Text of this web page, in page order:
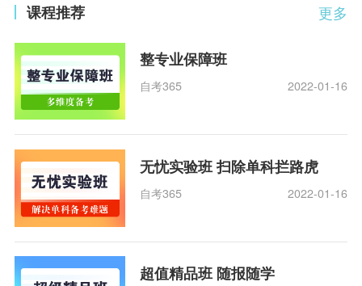
更多
课程推荐
整专业保障班
自考365 2022-01-16
无忧实验班 扫除单科拦路虎
自考365 2022-01-16
超值精品班 随报随学